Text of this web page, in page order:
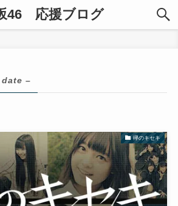
46 応援ブログ
date –
欅のキセキ